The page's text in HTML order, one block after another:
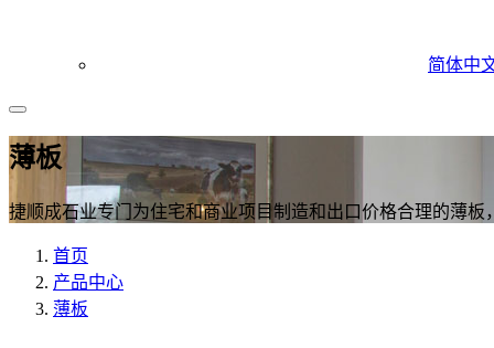
简体中
薄板
捷顺成石业专门为住宅和商业项目制造和出口价格合理的薄板
首页
产品中心
薄板